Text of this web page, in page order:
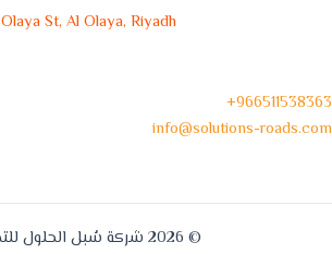
Olaya St, Al Olaya, Riyadh
966511538363+
info@solutions-roads.com
© 2026 شركة سُبل الحلول للتجارة